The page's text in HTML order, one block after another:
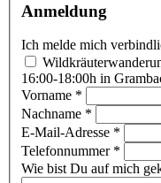
Anmeldung
Ich melde mich
16:00-18:00h in
Vorname *
Nachname *
E-Mail-Adresse *
Telefonnummer *
Wie bist Du auf mich